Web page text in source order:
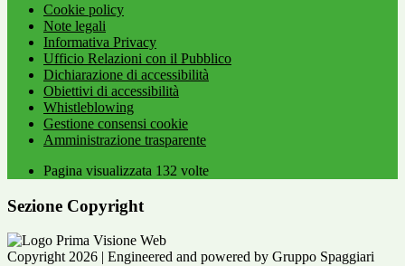
Cookie policy
Note legali
Informativa Privacy
Ufficio Relazioni con il Pubblico
Dichiarazione di accessibilità
Obiettivi di accessibilità
Whistleblowing
Gestione consensi cookie
Amministrazione trasparente
Pagina visualizzata 132 volte
Sezione Copyright
Copyright 2026 | Engineered and powered by Gruppo Spaggiari